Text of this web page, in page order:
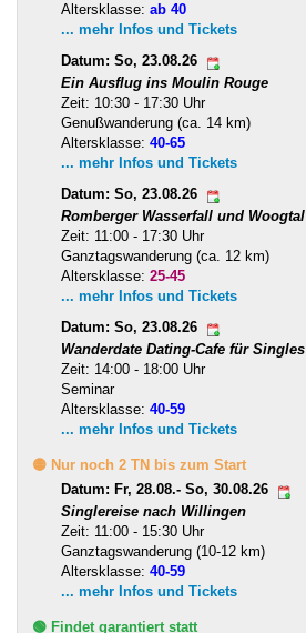
Altersklasse: ab 40
... mehr Infos und Tickets
Datum: So, 23.08.26
Ein Ausflug ins Moulin Rouge
Zeit: 10:30 - 17:30 Uhr
Genußwanderung (ca. 14 km)
Altersklasse: 40-65
... mehr Infos und Tickets
Datum: So, 23.08.26
Romberger Wasserfall und Woogtal
Zeit: 11:00 - 17:30 Uhr
Ganztagswanderung (ca. 12 km)
Altersklasse: 25-45
... mehr Infos und Tickets
Datum: So, 23.08.26
Wanderdate Dating-Cafe für Singles
Zeit: 14:00 - 18:00 Uhr
Seminar
Altersklasse: 40-59
... mehr Infos und Tickets
🟡 Nur noch 2 TN bis zum Start
Datum: Fr, 28.08.- So, 30.08.26
Singlereise nach Willingen
Zeit: 11:00 - 15:30 Uhr
Ganztagswanderung (10-12 km)
Altersklasse: 40-59
... mehr Infos und Tickets
🟢 Findet garantiert statt